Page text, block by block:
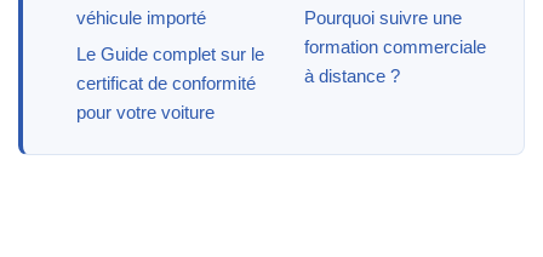
véhicule importé
Le Guide complet sur le
certificat de conformité
pour votre voiture
Pourquoi suivre une
formation commerciale
à distance ?